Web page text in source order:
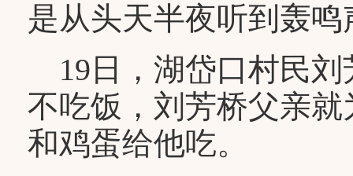
是从头天半夜听到轰
19日，湖岱口村民刘
不吃饭，刘芳桥父亲
和鸡蛋给他吃。